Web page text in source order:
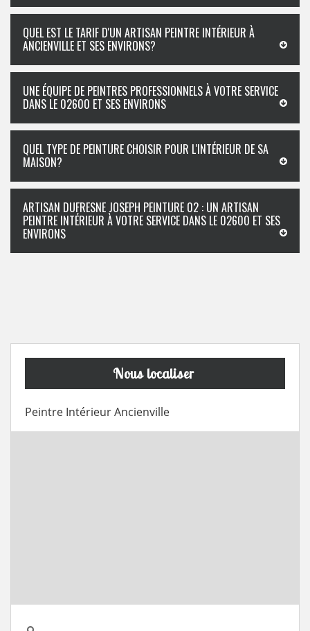
QUEL EST LE TARIF D'UN ARTISAN PEINTRE INTÉRIEUR À
ANCIENVILLE ET SES ENVIRONS?
UNE ÉQUIPE DE PEINTRES PROFESSIONNELS À VOTRE SERVICE
DANS LE 02600 ET SES ENVIRONS
QUEL TYPE DE PEINTURE CHOISIR POUR L'INTÉRIEUR DE SA
MAISON?
ARTISAN DUFRESNE JOSEPH PEINTURE 02 : UN ARTISAN
PEINTRE INTÉRIEUR À VOTRE SERVICE DANS LE 02600 ET SES
ENVIRONS
Nous localiser
Peintre Intérieur Ancienville